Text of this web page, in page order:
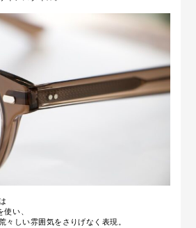
い、
々しい雰囲気をさりげなく表現。